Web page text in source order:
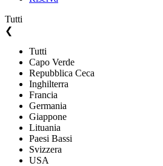
Tutti
❮
Tutti
Capo Verde
Repubblica Ceca
Inghilterra
Francia
Germania
Giappone
Lituania
Paesi Bassi
Svizzera
USA